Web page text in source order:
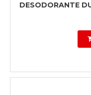
DESODORANTE